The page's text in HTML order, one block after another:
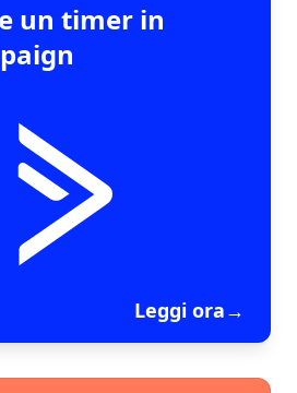
un timer in
Leggi ora→